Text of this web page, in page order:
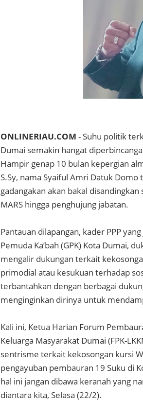
ONLINERIAU.COM - Suhu politik
Dumai semakin hangat
Hampir genap 10 bulan kepergian
S.Sy, nama Syaiful Amri Datuk
gadangakan akan bakal
MARS hingga penghujung jabatan.
Pantauan dilapangan, kader PPP
Pemuda Ka’bah (GPK) Kota Dumai,
mengalir dukungan terkait
primodial atau kesukuan terhadap
terbantahkan dengan berbagai
menginginkan dirinya untuk
Kali ini, Ketua Harian Forum
Keluarga Masyarakat Dumai (FPK-
sentrisme terkait kekosongan kursi
pengayuban pembauran 19 Suku di
hal ini jangan dibawa keranah yang
diantara kita, Selasa (22/2).